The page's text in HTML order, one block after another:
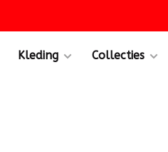
Kleding Collecties